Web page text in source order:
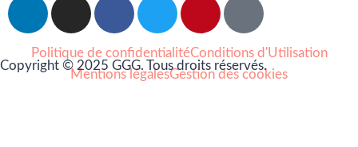
Copyright © 2025 GGG. Tous droits réservés.
Politique de confidentialitéConditions d'Utilisation
Mentions légalesGestion des cookies